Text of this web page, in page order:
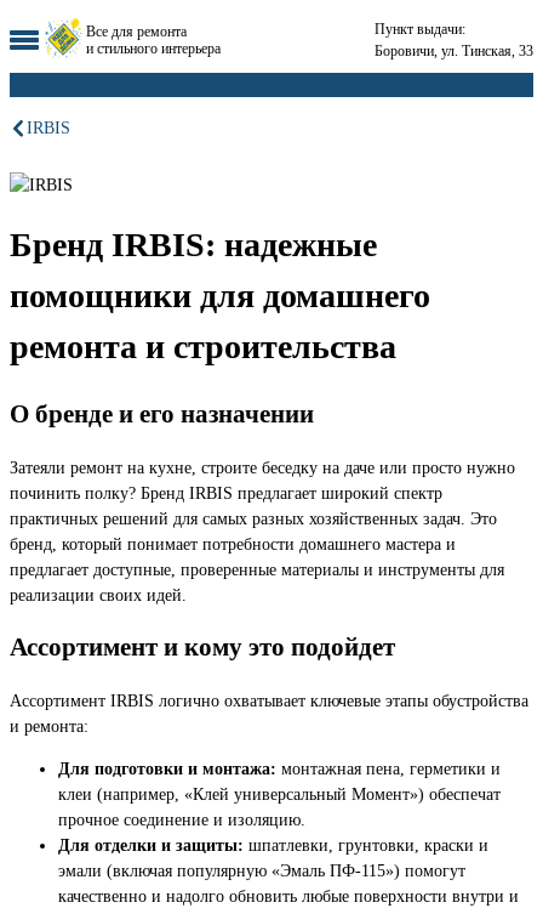
Все для ремонта
и стильного интерьера
Пункт выдачи:
Боровичи, ул. Тинская, 33
IRBIS
Бренд IRBIS: надежные
помощники для домашнего
ремонта и строительства
О бренде и его назначении
Затеяли ремонт на кухне, строите беседку на даче или просто нужно
починить полку? Бренд IRBIS предлагает широкий спектр
практичных решений для самых разных хозяйственных задач. Это
бренд, который понимает потребности домашнего мастера и
предлагает доступные, проверенные материалы и инструменты для
реализации своих идей.
Ассортимент и кому это подойдет
Ассортимент IRBIS логично охватывает ключевые этапы обустройства
и ремонта:
Для подготовки и монтажа: монтажная пена, герметики и
клеи (например, «Клей универсальный Момент») обеспечат
прочное соединение и изоляцию.
Для отделки и защиты: шпатлевки, грунтовки, краски и
эмали (включая популярную «Эмаль ПФ-115») помогут
качественно и надолго обновить любые поверхности внутри и